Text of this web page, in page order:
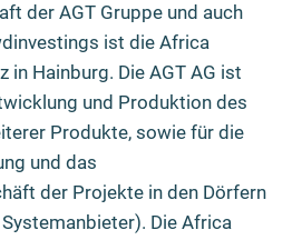
der AGT Gruppe und auch
ist die Africa
in Hainburg. Die AGT AG ist
und Produktion des
Produkte, sowie für die
und das
der Projekte in den Dörfern
Die Africa